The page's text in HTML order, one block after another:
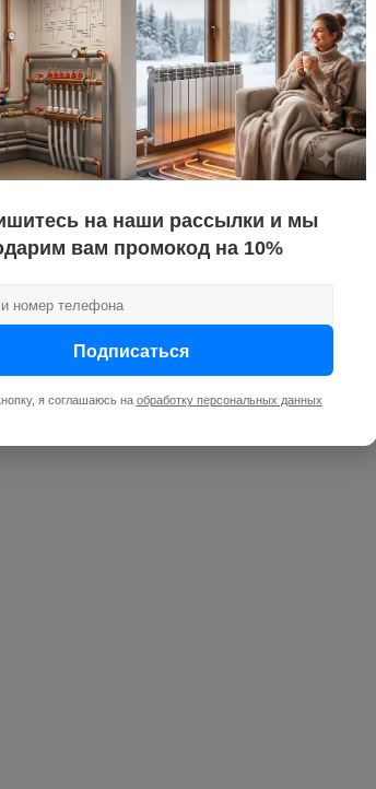
на наши рассылки и мы
вам промокод на 10%
Подписаться
я соглашаюсь на обработку персональных данных